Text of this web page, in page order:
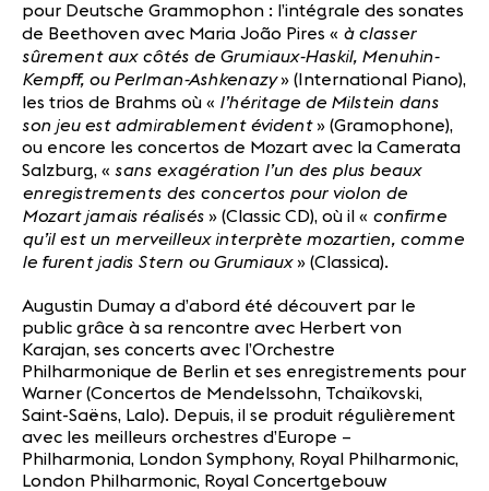
Médias
Revue de
presse
Emplois
A propos
Mentions
légales
Contact
pour Deutsche Grammophon : l’intégrale des sonates
de Beethoven avec Maria João Pires « à classer
sûrement aux côtés de Grumiaux-Haskil, Menuhin-
Kempff, ou Perlman-Ashkenazy» (International Piano),
les trios de Brahms où « l’héritage de Milstein dans
son jeu est admirablement évident» (Gramophone),
ou encore les concertos de Mozart avec la Camerata
Salzburg, « sans exagération l’un des plus beaux
enregistrements des concertos pour violon de
Mozart jamais réalisés » (Classic CD), où il « confirme
qu’il est un merveilleux interprète mozartien, comme
le furent jadis Stern ou Grumiaux» (Classica).
Augustin Dumay a d’abord été découvert par le
public grâce à sa rencontre avec Herbert von
Karajan, ses concerts avec l’Orchestre
Philharmonique de Berlin et ses enregistrements pour
Warner (Concertos de Mendelssohn, Tchaïkovski,
Saint-Saëns, Lalo). Depuis, il se produit régulièrement
avec les meilleurs orchestres d’Europe –
Philharmonia, London Symphony, Royal Philharmonic,
London Philharmonic, Royal Concertgebouw